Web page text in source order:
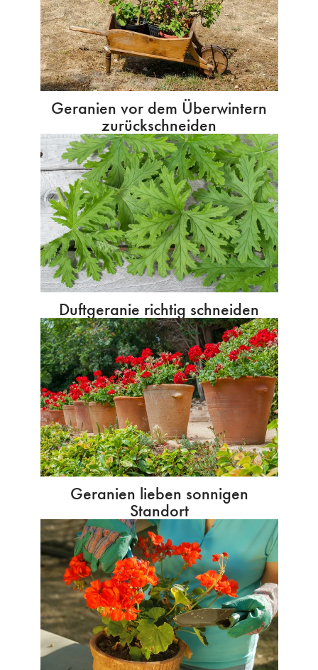
Geranien vor dem Überwintern
zurückschneiden
Duftgeranie richtig schneiden
Geranien lieben sonnigen
Standort